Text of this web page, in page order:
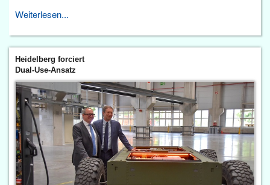
Weiterlesen...
Heidelberg forciert
Dual-Use-Ansatz